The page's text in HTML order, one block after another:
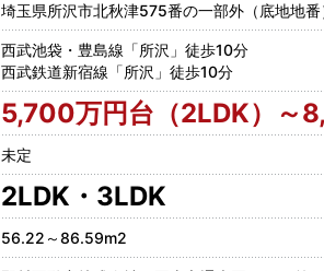
埼玉県所沢市北秋津575番の一部外（底地地番
西武池袋・豊島線「所沢」徒歩10分
西武鉄道新宿線「所沢」徒歩10分
5,700万円台（2LDK）～
未定
2LDK・3LDK
56.22～86.59m2